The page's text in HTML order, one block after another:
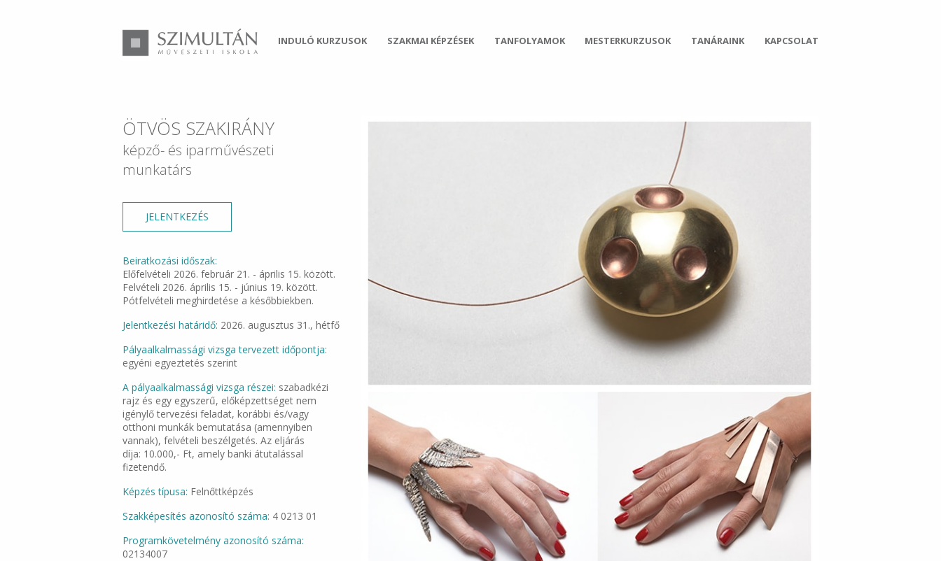
INDULÓ KURZUSOK SZAKMAI KÉPZÉSEK TANFOLYAMOK MESTERKURZUSOK TANÁRAINK KAPCSOLAT
ÖTVÖS SZAKIRÁNY
képző- és iparművészeti
munkatárs
JELENTKEZÉS
Beiratkozási időszak:
Előfelvételi 2026. február 21. - április 15. között.
Felvételi 2026. április 15. - június 19. között.
Pótfelvételi meghirdetése a későbbiekben.
Jelentkezési határidő: 2026. augusztus 31., hétfő
Pályaalkalmassági vizsga tervezett időpontja:
egyéni egyeztetés szerint
A pályaalkalmassági vizsga részei: szabadkézi
rajz és egy egyszerű, előképzettséget nem
igénylő tervezési feladat, korábbi és/vagy
otthoni munkák bemutatása (amennyiben
vannak), felvételi beszélgetés. Az eljárás
díja: 10.000,- Ft, amely banki átutalással
fizetendő.
Képzés típusa: Felnőttképzés
Szakképesítés azonosító száma: 4 0213 01
Programkövetelmény azonosító száma:
02134007